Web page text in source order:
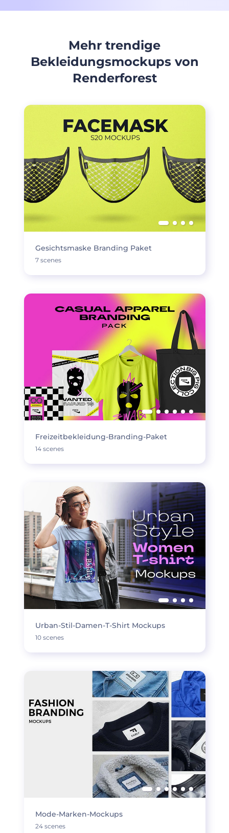
Mehr trendige
Bekleidungsmockups von
Renderforest
Gesichtsmaske Branding Paket
7 scenes
Freizeitbekleidung-Branding-Paket
14 scenes
Urban-Stil-Damen-T-Shirt Mockups
10 scenes
Mode-Marken-Mockups
24 scenes